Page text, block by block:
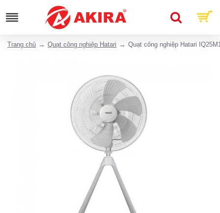
Trang chủ Quạt công nghiệp Hatari Quạt công nghiệp Hatari